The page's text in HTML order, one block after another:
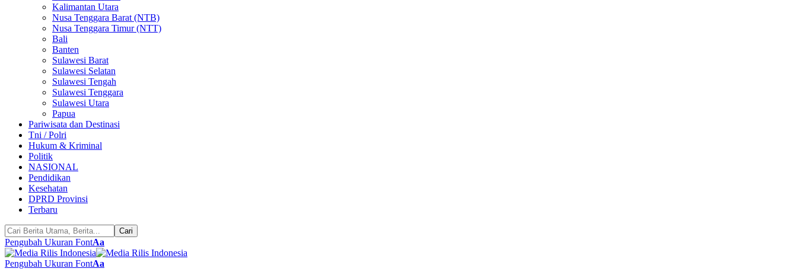
Kalimantan Utara
Nusa Tenggara Barat (NTB)
Nusa Tenggara Timur (NTT)
Bali
Banten
Sulawesi Barat
Sulawesi Selatan
Sulawesi Tengah
Sulawesi Tenggara
Sulawesi Utara
Papua
Pariwisata dan Destinasi
Tni / Polri
Hukum & Kriminal
Politik
NASIONAL
Pendidikan
Kesehatan
DPRD Provinsi
Terbaru
Pengubah Ukuran FontAa
Pengubah Ukuran FontAa